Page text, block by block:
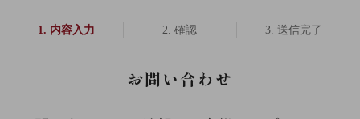
内容入力 確認 送信完了
お問い合わせ